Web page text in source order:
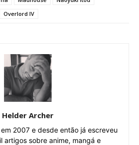
Overlord IV
Helder Archer
2007 e desde então já escreveu
artigos sobre anime, mangá e